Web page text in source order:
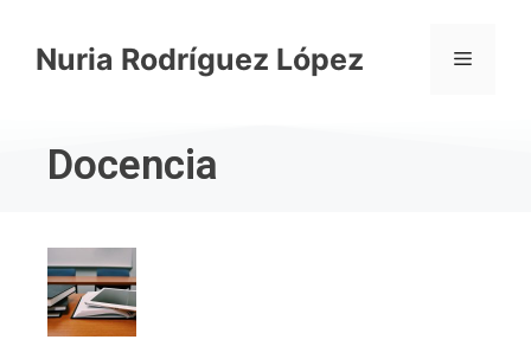
Nuria Rodríguez López
Docencia